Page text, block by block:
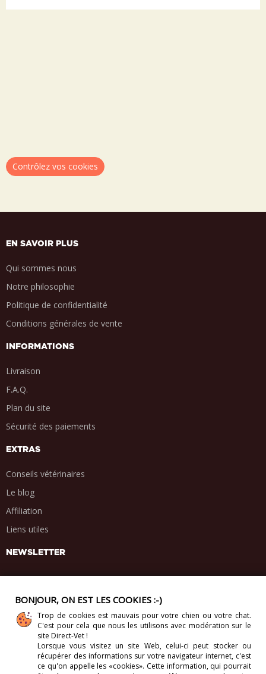
Contrôlez vos cookies
EN SAVOIR PLUS
Qui sommes nous
Notre philosophie
Politique de confidentialité
Conditions générales de vente
INFORMATIONS
Livraison
F.A.Q.
Plan du site
Sécurité des paiements
EXTRAS
Conseils vétérinaires
Le blog
Affiliation
Liens utiles
NEWSLETTER
PARTAGE SOCIAL
. .
BONJOUR, ON EST LES COOKIES :-)
Trop de cookies est mauvais pour votre chien ou votre chat.
C'est pour cela que nous les utilisons avec modération sur le
site Direct-Vet !
Lorsque vous visitez un site Web, celui-cipeut stocker ou
récupérer des informations sur votre navigateur internet, c'est
ce qu'on appelle les «cookies». Cette information, qui pourrait